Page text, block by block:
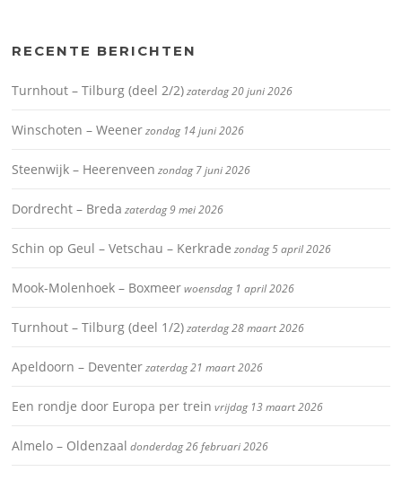
RECENTE BERICHTEN
Turnhout – Tilburg (deel 2/2)zaterdag 20 juni 2026
Winschoten – Weenerzondag 14 juni 2026
Steenwijk – Heerenveen zondag 7 juni 2026
Dordrecht – Breda zaterdag 9 mei 2026
Schin op Geul – Vetschau – Kerkrade zondag 5 april 2026
Mook-Molenhoek – Boxmeerwoensdag 1 april 2026
Turnhout – Tilburg (deel 1/2)zaterdag 28 maart 2026
Apeldoorn – Deventerzaterdag 21 maart 2026
Een rondje door Europa per trein vrijdag 13 maart 2026
Almelo – Oldenzaal donderdag 26 februari 2026